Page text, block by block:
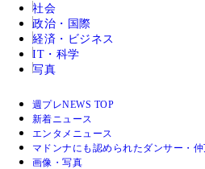
社会
政治・国際
経済・ビジネス
IT・科学
写真
週プレNEWS TOP
新着ニュース
エンタメニュース
マドンナにも認められたダンサー・
画像・写真